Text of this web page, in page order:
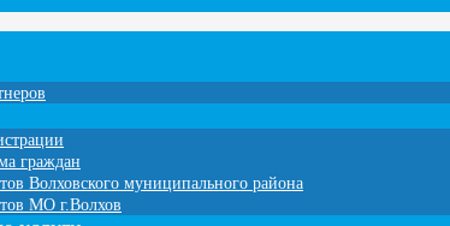
граждан
Волховского муниципального района
МО г.Волхов